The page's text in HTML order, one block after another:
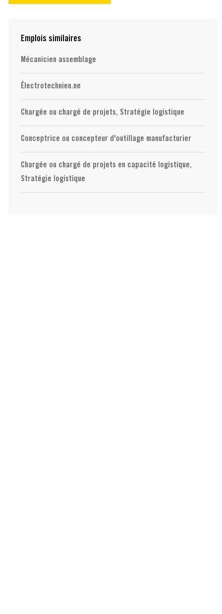
Emplois similaires
Mécanicien assemblage
Électrotechnien.ne
Chargée ou chargé de projets, Stratégie logistique
Conceptrice ou concepteur d'outillage manufacturier
Chargée ou chargé de projets en capacité logistique,
Stratégie logistique